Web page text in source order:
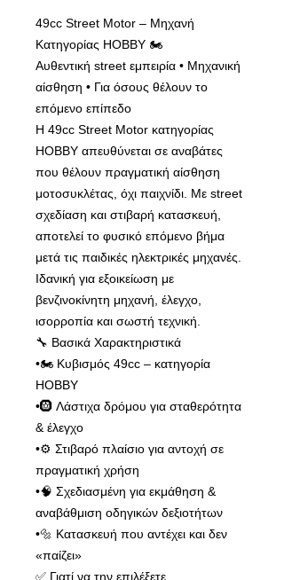
49cc Street Motor – Μηχανή
Κατηγορίας HOBBY 🏍️
Αυθεντική street εμπειρία • Μηχανική
αίσθηση • Για όσους θέλουν το
επόμενο επίπεδο
Η 49cc Street Motor κατηγορίας
HOBBY απευθύνεται σε αναβάτες
που θέλουν πραγματική αίσθηση
μοτοσυκλέτας, όχι παιχνίδι. Με street
σχεδίαση και στιβαρή κατασκευή,
αποτελεί το φυσικό επόμενο βήμα
μετά τις παιδικές ηλεκτρικές μηχανές.
Ιδανική για εξοικείωση με
βενζινοκίνητη μηχανή, έλεγχο,
ισορροπία και σωστή τεχνική.
🔧 Βασικά Χαρακτηριστικά
•🏍️ Κυβισμός 49cc – κατηγορία
HOBBY
•🛞 Λάστιχα δρόμου για σταθερότητα
& έλεγχο
•⚙️ Στιβαρό πλαίσιο για αντοχή σε
πραγματική χρήση
•🧠 Σχεδιασμένη για εκμάθηση &
αναβάθμιση οδηγικών δεξιοτήτων
•🔩 Κατασκευή που αντέχει και δεν
«παίζει»
✅ Γιατί να την επιλέξετε